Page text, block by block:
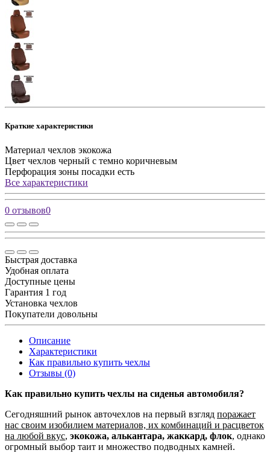
Краткие характеристики
Материал чехлов экокожа
Цвет чехлов черный с темно коричневым
Перфорация зоны посадки есть
Все характеристики
0 отзывов0
Быстрая доставка
Удобная оплата
Доступные цены
Гарантия 1 год
Установка чехлов
Покупатели довольны
Описание
Характеристики
Как правильно купить чехлы
Отзывы (0)
Как правильно купить чехлы на сиденья автомобиля?
Сегодняшний рынок авточехлов на первый взгляд поражает
нас своим изобилием материалов, их комбинаций и расцветок
на любой вкус, экокожа, алькантара, жаккард, флок, однако
огромный выбор таит и множество подводных камней.